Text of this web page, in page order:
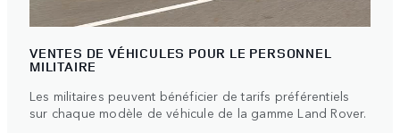
VENTES DE VÉHICULES POUR LE PERSONNEL
MILITAIRE
Les militaires peuvent bénéficier de tarifs préférentiels
sur chaque modèle de véhicule de la gamme Land Rover.